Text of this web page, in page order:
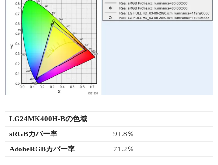
LG24MK400H-Bの色域
sRGBカバー率
91.8％
AdobeRGBカバー率
71.2％